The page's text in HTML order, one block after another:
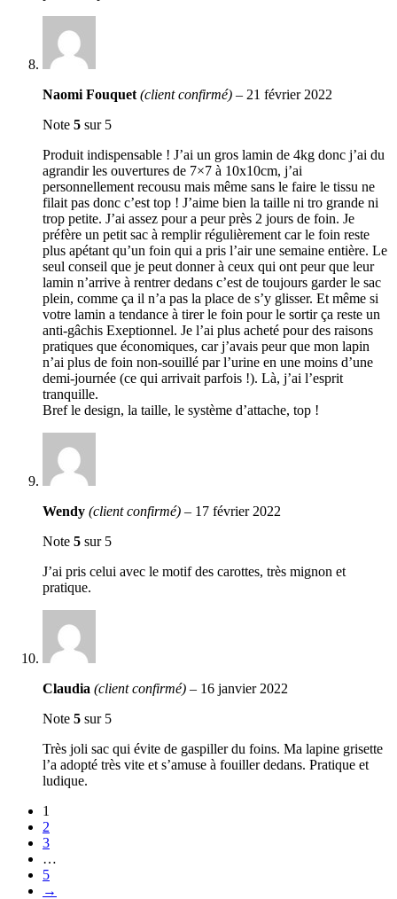
Naomi Fouquet (client confirmé) – 21 février 2022
Note 5 sur 5
Produit indispensable ! J’ai un gros lamin de 4kg donc j’ai du
agrandir les ouvertures de 7×7 à 10x10cm, j’ai
personnellement recousu mais même sans le faire le tissu ne
filait pas donc c’est top ! J’aime bien la taille ni tro grande ni
trop petite. J’ai assez pour a peur près 2 jours de foin. Je
préfère un petit sac à remplir régulièrement car le foin reste
plus apétant qu’un foin qui a pris l’air une semaine entière. Le
seul conseil que je peut donner à ceux qui ont peur que leur
lamin n’arrive à rentrer dedans c’est de toujours garder le sac
plein, comme ça il n’a pas la place de s’y glisser. Et même si
votre lamin a tendance à tirer le foin pour le sortir ça reste un
anti-gâchis Exeptionnel. Je l’ai plus acheté pour des raisons
pratiques que économiques, car j’avais peur que mon lapin
n’ai plus de foin non-souillé par l’urine en une moins d’une
demi-journée (ce qui arrivait parfois !). Là, j’ai l’esprit
tranquille.
Bref le design, la taille, le système d’attache, top !
Wendy (client confirmé) – 17 février 2022
Note 5 sur 5
J’ai pris celui avec le motif des carottes, très mignon et
pratique.
Claudia (client confirmé) – 16 janvier 2022
Note 5 sur 5
Très joli sac qui évite de gaspiller du foins. Ma lapine grisette
l’a adopté très vite et s’amuse à fouiller dedans. Pratique et
ludique.
1
2
3
…
5
→